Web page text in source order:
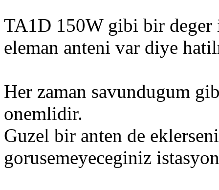
TA1D 150W gibi bir
eleman anteni var diye
Her zaman savundugum
onemlidir.
Guzel bir anten de
gorusemeyeceginiz